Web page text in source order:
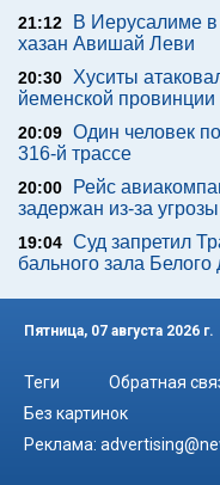
21:12
В Иерусалиме в
хазан Авишай Леви
20:30
Хуситы
йеменской
20:09 Один человек
316-й трассе
20:00
Рейс
задержан из-за
19:04 Суд запретил
бального зала
Пятница, 07 августа 2026 г.
Теги Обратная
Без картинок
Реклама: